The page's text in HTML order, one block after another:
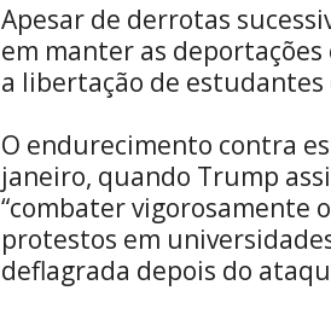
Apesar de derrotas
em manter as
a libertação de
O endurecimento contra
janeiro, quando Trump
“combater vigorosamente
protestos em
deflagrada depois do